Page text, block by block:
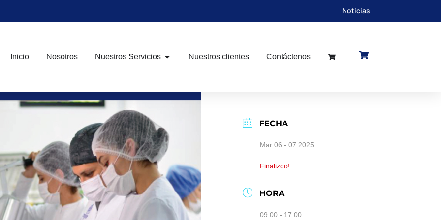
Noticias
Inicio Nosotros Nuestros Servicios Nuestros clientes Contáctenos
FECHA
Mar 06 - 07 2025
Finalizdo!
HORA
09:00 - 17:00